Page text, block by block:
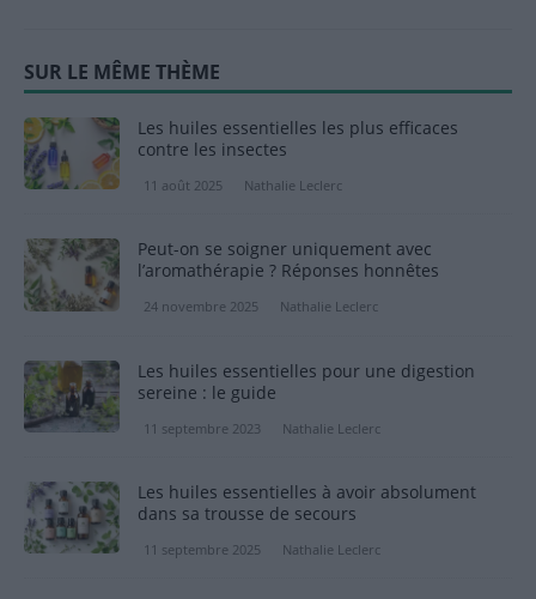
SUR LE MÊME THÈME
Les huiles essentielles les plus efficaces
contre les insectes
11 août 2025 Nathalie Leclerc
Peut-on se soigner uniquement avec
l’aromathérapie ? Réponses honnêtes
24 novembre 2025 Nathalie Leclerc
Les huiles essentielles pour une digestion
sereine : le guide
11 septembre 2023 Nathalie Leclerc
Les huiles essentielles à avoir absolument
dans sa trousse de secours
11 septembre 2025 Nathalie Leclerc